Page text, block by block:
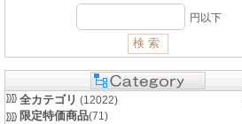
円以下
全カテゴリ (12022)
限定特価商品(71)